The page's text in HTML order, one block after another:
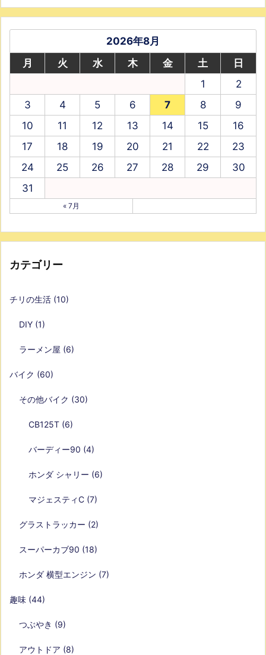
2026年8月
月
火 水 木 金 土
日
1
2
3
4 5 6 7 8
9
10
11 12 13 14 15
16
17
18 19 20 21 22
23
24
25 26 27 28 29
30
31
« 7月
カテゴリー
チリの生活 (10)
DIY (1)
ラーメン屋 (6)
バイク (60)
その他バイク (30)
CB125T (6)
バーディー90 (4)
ホンダ シャリー (6)
マジェスティC (7)
グラストラッカー (2)
スーパーカブ90 (18)
ホンダ 横型エンジン (7)
趣味 (44)
つぶやき (9)
アウトドア (8)